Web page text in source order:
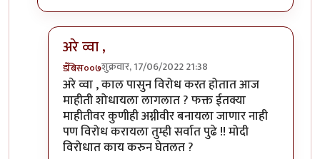
अरे व्वा ,
डँबिस००७शुक्रवार, 17/06/2022 21:38
In reply toसध्या इतकंच मिळालं.byप्रा.डॉ.दिलीप बिरुटे
अरे व्वा , काल पासुन विरोध करत होतात आज
माहीती शोधायला लागलात ? फक्त ईतक्या
माहीतीवर कुणीही अग्नीवीर बनायला जाणार नाही
पण विरोध करायला तुम्ही सर्वात पुढे !! मोदी
विरोधात काय करुन घेतलत ?